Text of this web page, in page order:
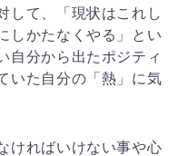
して、「現状はこれし
しかたなくやる」とい
自分から出たポジティ
いた自分の「熱」に気
ければいけない事や心